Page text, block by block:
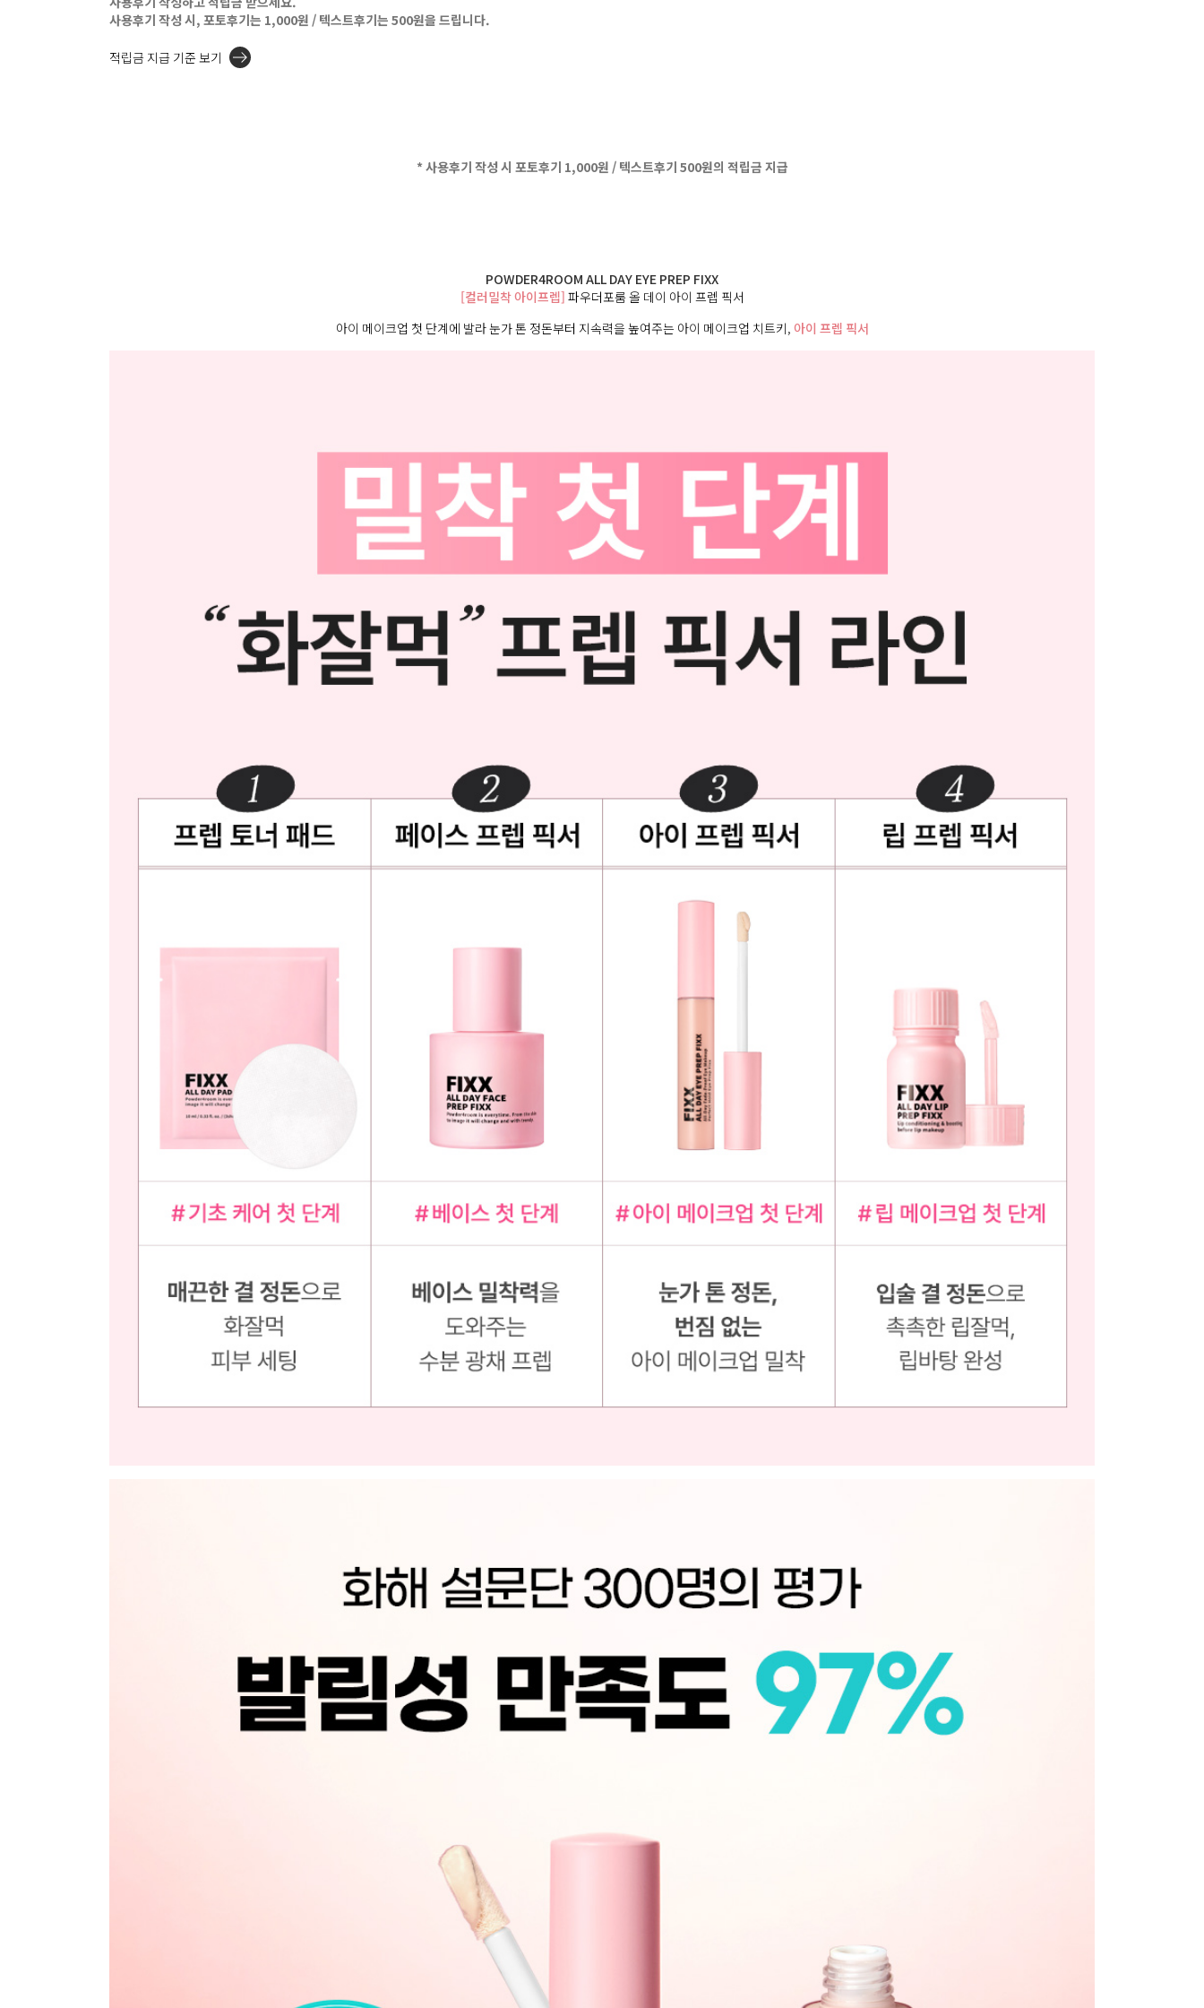
사용후기 작성 시, 포토후기는 1,000원 / 텍스트후기는 500원을 드립니다.
적립금 지급 기준 보기
* 사용후기 작성 시 포토후기 1,000원 / 텍스트후기 500원의 적립금 지급
POWDER4ROOM ALL DAY EYE PREP FIXX
[컬러밀착 아이프렙] 파우더포룸 올 데이 아이 프렙 픽서
아이 메이크업 첫 단계에 발라 눈가 톤 정돈부터 지속력을 높여주는 아이 메이크업 치트키, 아이 프렙 픽서